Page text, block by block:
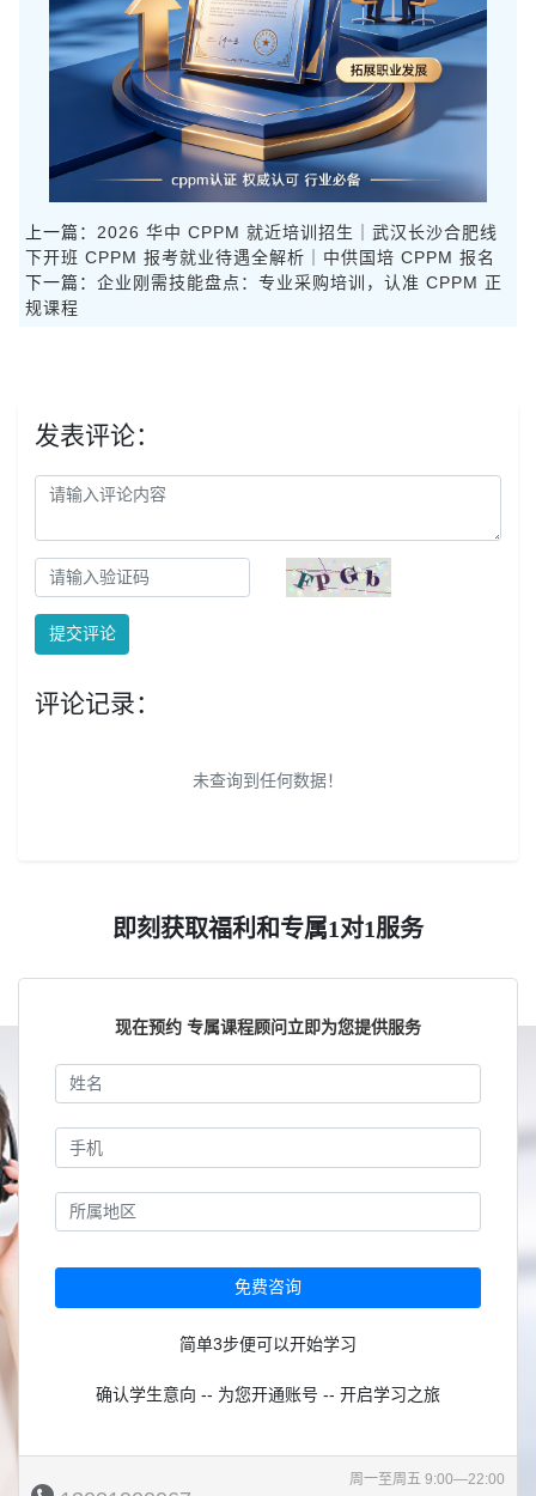
上一篇： 2026 华中 CPPM 就近培训招生｜武汉长沙合肥线
下开班 CPPM 报考就业待遇全解析｜中供国培 CPPM 报名
下一篇： 企业刚需技能盘点：专业采购培训，认准 CPPM 正
规课程
发表评论：
提交评论
评论记录：
未查询到任何数据！
即刻获取福利和专属1对1服务
现在预约 专属课程顾问立即为您提供服务
免费咨询
简单3步便可以开始学习
确认学生意向 -- 为您开通账号 -- 开启学习之旅
周一至周五 9:00—22:00